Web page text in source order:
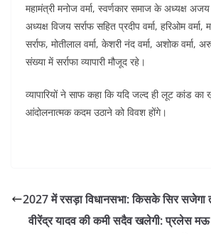
महामंत्री मनोज वर्मा, स्वर्णकार समाज के अध्यक्ष अजय
अध्यक्ष विजय सर्राफ सहित प्रदीप वर्मा, हरिओम वर्मा,
सर्राफ, मोतीलाल वर्मा, केशरी नंद वर्मा, अशोक वर्मा,
संख्या में सर्राफा व्यापारी मौजूद रहे।
व्यापारियों ने साफ कहा कि यदि जल्द ही लूट कांड
आंदोलनात्मक कदम उठाने को विवश होंगे।
2027 में रसड़ा विधानसभा: किसके सिर सजेगा
वीरेंद्र यादव की कमी सदैव खलेगी: प्रलेस मऊ